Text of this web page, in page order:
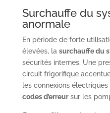
Surchauffe du
anormale
En période de forte
élevées, la surchauffe du
sécurités internes. Une
circuit frigorifique
les connexions
codes d’erreursur les